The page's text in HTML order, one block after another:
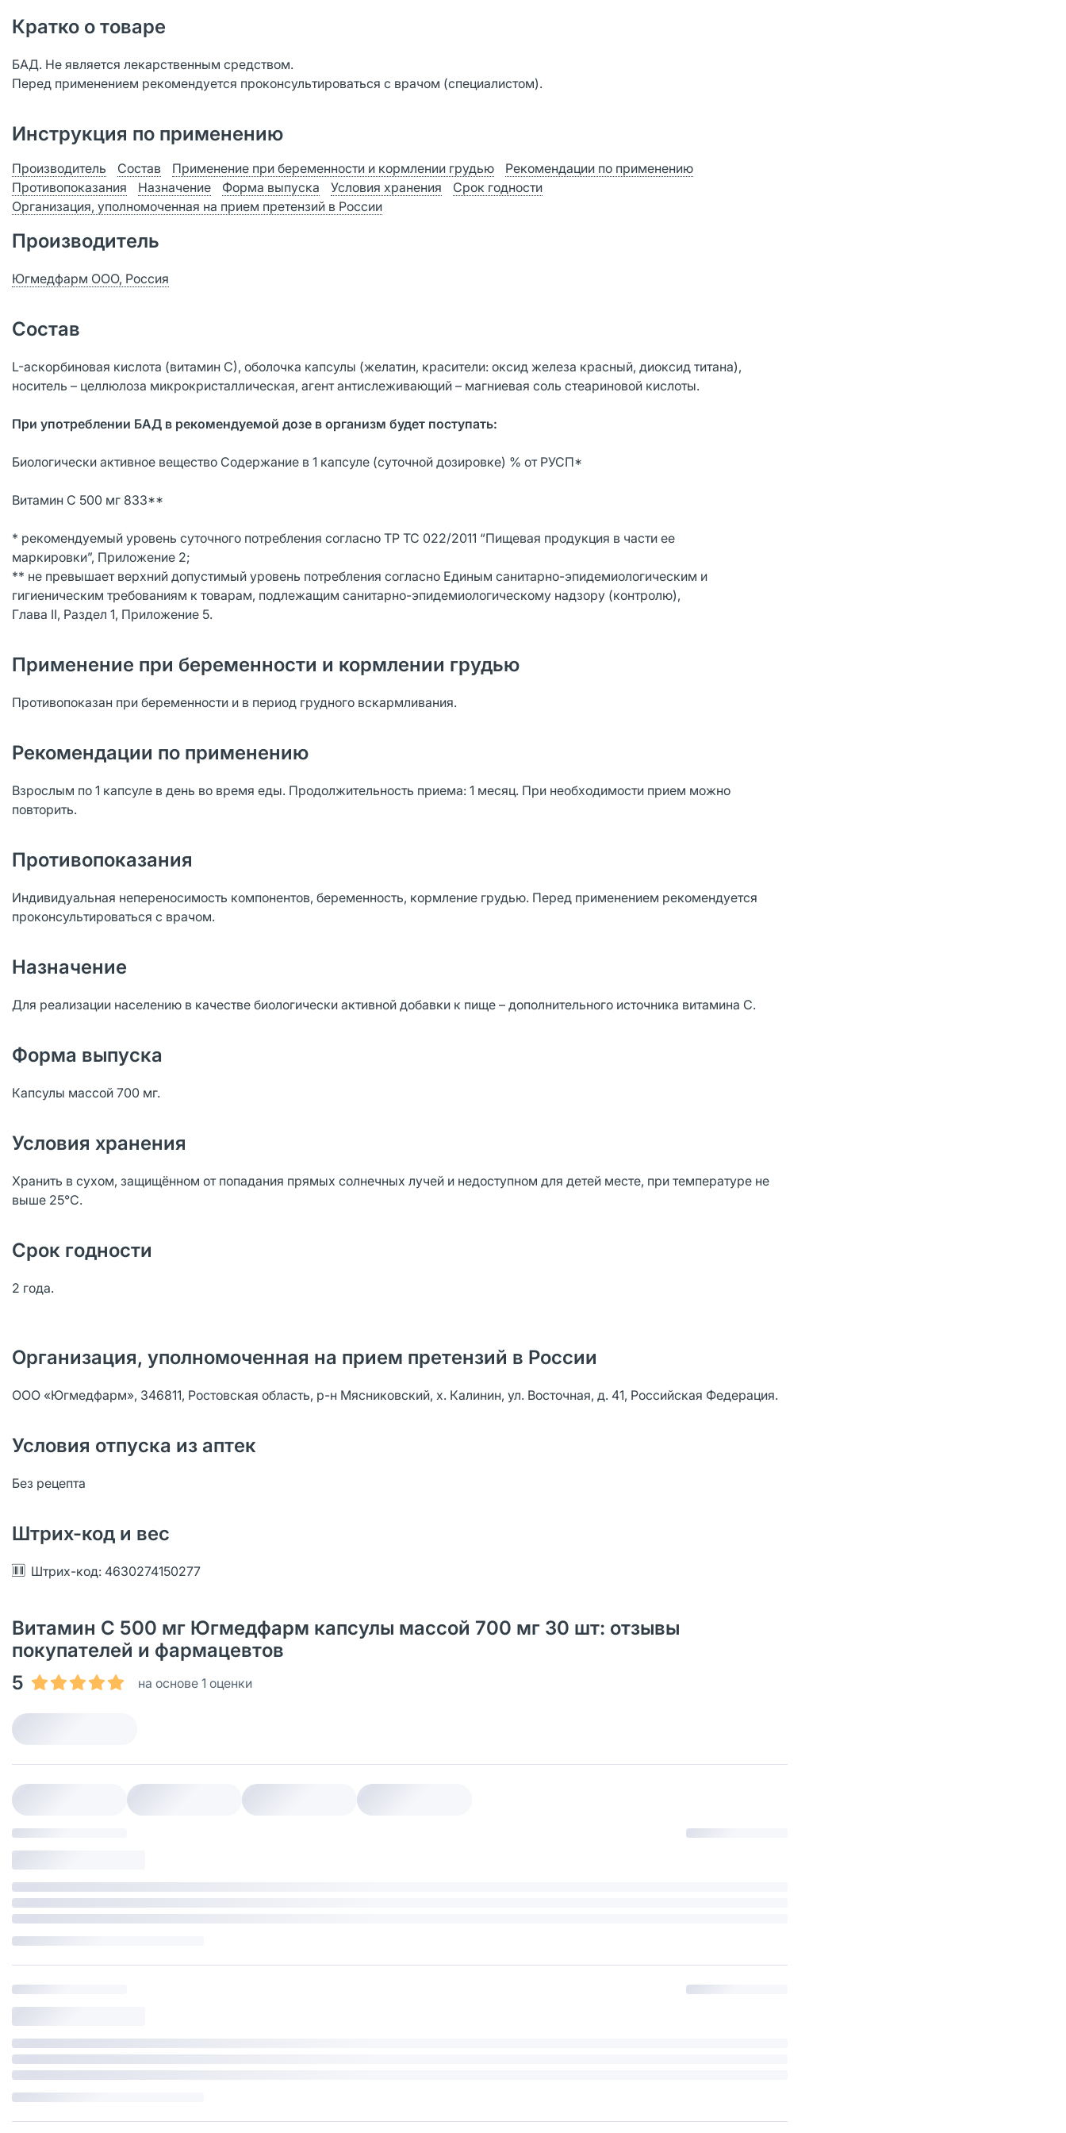
Кратко о товаре
БАД. Не является лекарственным средством.
Перед применением рекомендуется проконсультироваться с врачом (специалистом).
Инструкция по применению
Производитель Состав Применение при беременности и кормлении грудью
Рекомендации по применению
Противопоказания
Назначение Форма выпуска Условия хранения
Срок годности
Организация, уполномоченная на прием претензий в России
Производитель
Югмедфарм ООО, Россия
Состав
L-аскорбиновая кислота (витамин С), оболочка капсулы (желатин, красители: оксид железа красный, диоксид титана),
носитель – целлюлоза микрокристаллическая, агент антислеживающий – магниевая соль стеариновой кислоты.
При употреблении БАД в рекомендуемой дозе в организм будет поступать:
Биологически активное вещество Содержание в 1 капсуле (суточной дозировке) % от РУСП*
Витамин С 500 мг 833**
* рекомендуемый уровень суточного потребления согласно ТР ТС 022/2011 “Пищевая продукция в части ее
маркировки”, Приложение 2;
** не превышает верхний допустимый уровень потребления согласно Единым санитарно-эпидемиологическим и
гигиеническим требованиям к товарам, подлежащим санитарно-эпидемиологическому надзору (контролю),
Глава II, Раздел 1, Приложение 5.
Применение при беременности и кормлении грудью
Противопоказан при беременности и в период грудного вскармливания.
Рекомендации по применению
Взрослым по 1 капсуле в день во время еды. Продолжительность приема: 1 месяц. При необходимости прием можно
повторить.
Противопоказания
Индивидуальная непереносимость компонентов, беременность, кормление грудью. Перед применением рекомендуется
проконсультироваться с врачом.
Назначение
Для реализации населению в качестве биологически активной добавки к пище – дополнительного источника витамина С.
Форма выпуска
Капсулы массой 700 мг.
Условия хранения
Хранить в сухом, защищённом от попадания прямых солнечных лучей и недоступном для детей месте, при температуре не
выше 25°С.
Срок годности
2 года.
Организация, уполномоченная на прием претензий в России
ООО «Югмедфарм», 346811, Ростовская область, р-н Мясниковский, х. Калинин, ул. Восточная, д. 41, Российская Федерация.
Условия отпуска из аптек
Без рецепта
Штрих-код и вес
Штрих-код: 4630274150277
Витамин С 500 мг Югмедфарм капсулы массой 700 мг 30 шт: отзывы
покупателей и фармацевтов
5
на основе 1 оценки